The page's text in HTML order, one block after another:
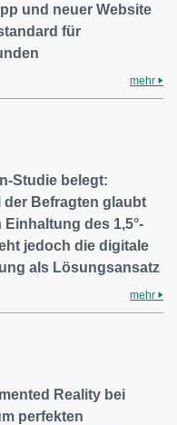
und neuer Website
für
mehr
Studie belegt:
der Befragten glaubt
Einhaltung des 1,5°-
jedoch die digitale
als Lösungsansatz
mehr
Reality bei
perfekten